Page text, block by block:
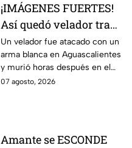
¡IMÁGENES FUERTES!
Así quedó velador tras
brutal at4que; mur1ó
horas después
Un velador fue atacado con un
arma blanca en Aguascalientes
y murió horas después en el
hospital; la Fiscalía investiga el
07 agosto, 2026
Amante se ESCONDE